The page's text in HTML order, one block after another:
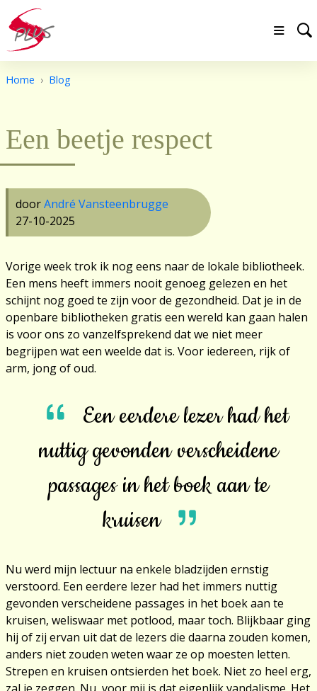
Home Blog
Een beetje respect
doorAndré Vansteenbrugge
27-10-2025
Vorige week trok ik nog eens naar de lokale bibliotheek.
Een mens heeft immers nooit genoeg gelezen en het
schijnt nog goed te zijn voor de gezondheid. Dat je in de
openbare bibliotheken gratis een wereld kan gaan halen
is voor ons zo vanzelfsprekend dat we niet meer
begrijpen wat een weelde dat is. Voor iedereen, rijk of
arm, jong of oud.
Een eerdere lezer had het
nuttig gevonden verscheidene
passages in het boek aan te
kruisen
Nu werd mijn lectuur na enkele bladzijden ernstig
verstoord. Een eerdere lezer had het immers nuttig
gevonden verscheidene passages in het boek aan te
kruisen, weliswaar met potlood, maar toch. Blijkbaar ging
hij of zij ervan uit dat de lezers die daarna zouden komen,
anders niet zouden weten waar ze op moesten letten.
Strepen en kruisen ontsierden het boek. Niet zo heel erg,